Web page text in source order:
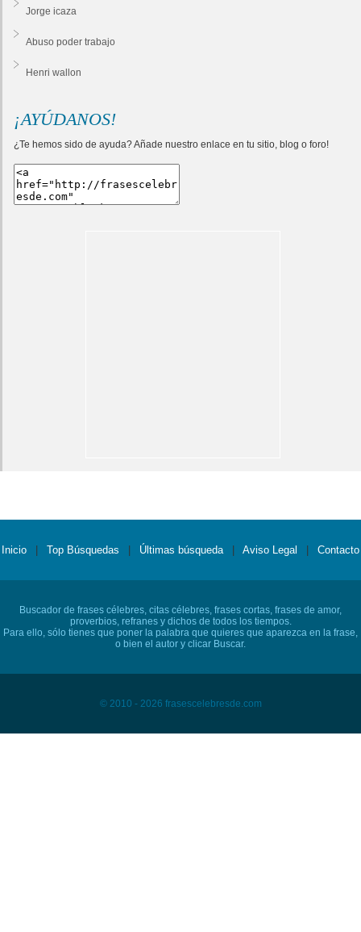
Jorge icaza
Abuso poder trabajo
Henri wallon
¡AYÚDANOS!
¿Te hemos sido de ayuda? Añade nuestro enlace en tu sitio, blog o foro!
Inicio Top Búsquedas Últimas búsqueda Aviso Legal Contacto
Buscador de frases célebres, citas célebres, frases cortas, frases de amor,
proverbios, refranes y dichos de todos los tiempos.
Para ello, sólo tienes que poner la palabra que quieres que aparezca en la frase,
o bien el autor y clicar Buscar.
© 2010 - 2026 frasescelebresde.com